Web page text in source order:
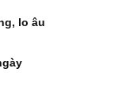
lo âu